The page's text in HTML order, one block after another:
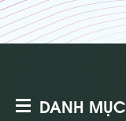
DANH MỤC